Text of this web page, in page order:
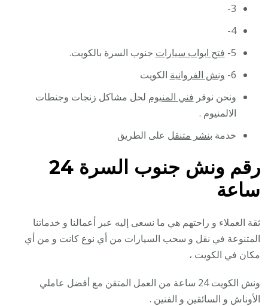
3-
4-
5- فتح ابواب سيارات جنوب السرة بالكويت.
6- ونش الفروانية الكويت
ونحن نوفر فني المنيوم لحل مشاكل زنجات وجنطات
الالمنيوم .
خدمة بنشر متنقل على الطريق
رقم
ونش جنوب السرة 24
ساعة
ثقة العملاء و راحتهم هي ما نسعى إليه عبر أعمالنا و خدماتنا
المتنوعة في نقل و سحب السيارات من أي نوع كانت و من أي
مكان في الكويت ،
ونش الكويت 24 ساعة من العمل المتقن مع أفضل عاملي
الأوناش و السائقين و الفنين .